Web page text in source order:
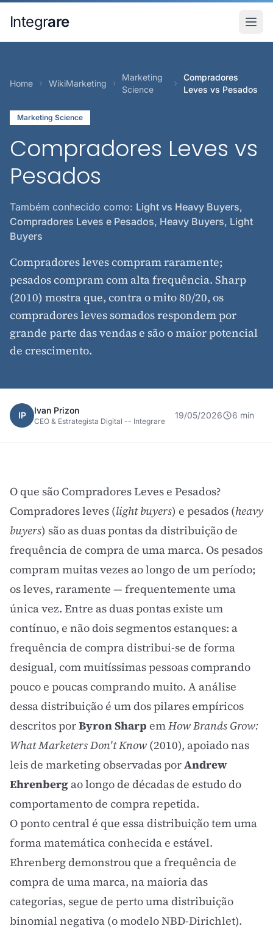
Integrare
Home WikiMarketing
Marketing
Science
Compradores
Leves vs Pesados
Marketing Science
Compradores Leves vs
Pesados
Também conhecido como: Light vs Heavy Buyers,
Compradores Leves e Pesados, Heavy Buyers, Light
Buyers
Compradores leves compram raramente;
pesados compram com alta frequência. Sharp
(2010) mostra que, contra o mito 80/20, os
compradores leves somados respondem por
grande parte das vendas e são o maior potencial
de crescimento.
IP Ivan Prizon
CEO & Estrategista Digital -- Integrare
19/05/2026 6 min
O que são Compradores Leves e Pesados?
Compradores leves (light buyers) e pesados (heavy
buyers) são as duas pontas da distribuição de
frequência de compra de uma marca. Os pesados
compram muitas vezes ao longo de um período;
os leves, raramente — frequentemente uma
única vez. Entre as duas pontas existe um
contínuo, e não dois segmentos estanques: a
frequência de compra distribui-se de forma
desigual, com muitíssimas pessoas comprando
pouco e poucas comprando muito. A análise
dessa distribuição é um dos pilares empíricos
descritos porByron Sharp emHow Brands Grow:
What Marketers Don't Know (2010), apoiado nas
leis de marketing observadas porAndrew
Ehrenberg ao longo de décadas de estudo do
comportamento de compra repetida.
O ponto central é que essa distribuição tem uma
forma matemática conhecida e estável.
Ehrenberg demonstrou que a frequência de
compra de uma marca, na maioria das
categorias, segue de perto uma distribuição
binomial negativa (omodelo NBD-Dirichlet).